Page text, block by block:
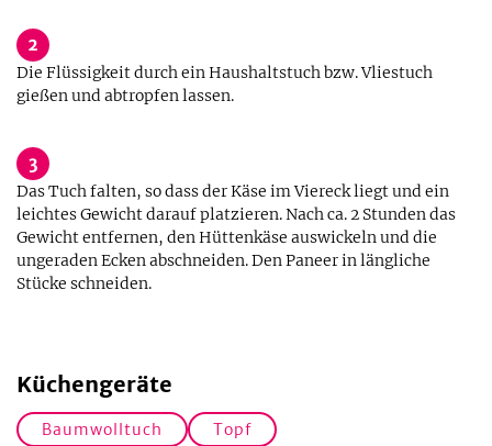
2
Die Flüssigkeit durch ein Haushaltstuch bzw. Vliestuch
gießen und abtropfen lassen.
3
Das Tuch falten, so dass der Käse im Viereck liegt und ein
leichtes Gewicht darauf platzieren. Nach ca. 2 Stunden das
Gewicht entfernen, den Hüttenkäse auswickeln und die
ungeraden Ecken abschneiden. Den Paneer in längliche
Stücke schneiden.
Küchengeräte
Baumwolltuch Topf